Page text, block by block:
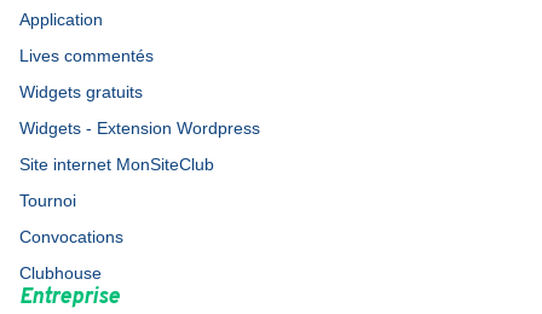
Application
Lives commentés
Widgets gratuits
Widgets - Extension Wordpress
Site internet MonSiteClub
Tournoi
Convocations
Clubhouse
Entreprise